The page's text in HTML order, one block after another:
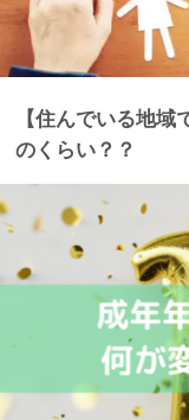
【住んでいる地
のくらい？？